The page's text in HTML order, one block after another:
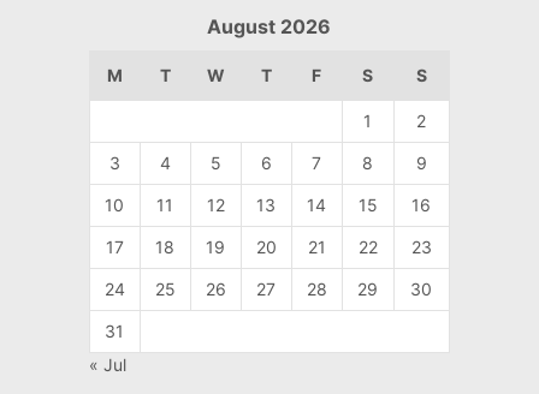
August 2026
M T W T F S S
1 2
3 4 5 6 7 8 9
10 11 12 13 14 15 16
17 18 19 20 21 22 23
24 25 26 27 28 29 30
31
« Jul